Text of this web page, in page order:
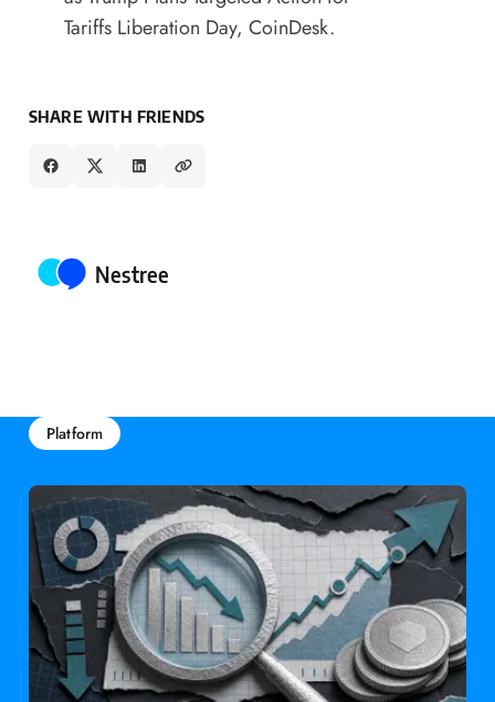
Tariffs Liberation Day, CoinDesk.
SHARE WITH FRIENDS
Posted by
Nestree
Platform